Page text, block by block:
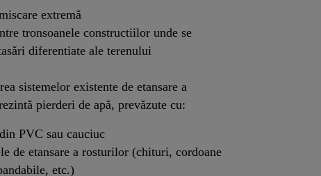
extremă
tronsoanele constructiilor unde se
diferentiate ale terenului
sistemelor existente de etansare a
pierderi de apă, prevăzute cu:
PVC sau cauciuc
de etansare a rosturilor (chituri, cordoane
etc.)